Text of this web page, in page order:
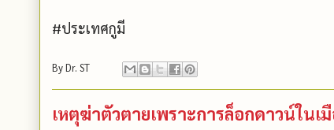
#ประเทศกูมี
ByDr. ST
เหตุฆ่าตัวตายเพราะการล็อกดาวน์ในเ